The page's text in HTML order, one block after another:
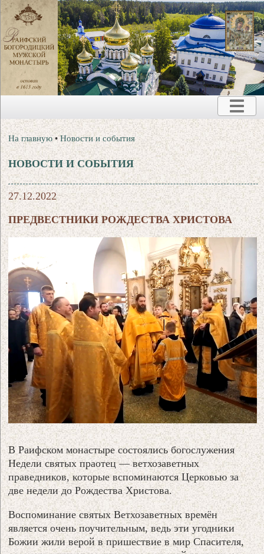
На главную •Новости и события
НОВОСТИ И СОБЫТИЯ
27.12.2022
ПРЕДВЕСТНИКИ РОЖДЕСТВА ХРИСТОВА
В Раифском монастыре состоялись богослужения
Недели святых праотец — ветхозаветных
праведников, которые вспоминаются Церковью за
две недели до Рождества Христова.
Воспоминание святых Ветхозаветных времён
является очень поучительным, ведь эти угодники
Божии жили верой в пришествие в мир Спасителя,